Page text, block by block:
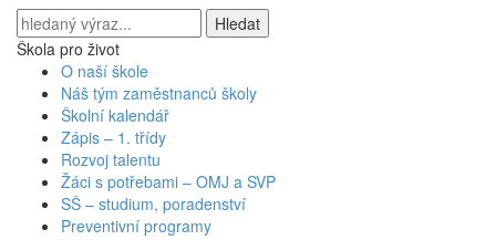
Vyhledávání
Škola pro život
O naší škole
Náš tým zaměstnanců školy
Školní kalendář
Zápis – 1. třídy
Rozvoj talentu
Žáci s potřebami – OMJ a SVP
SŠ – studium, poradenství
Preventivní programy